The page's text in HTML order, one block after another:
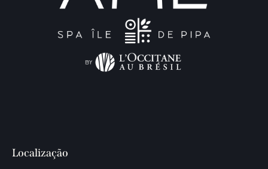
Localização